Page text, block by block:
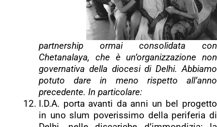
partnership ormai consolidata con
Chetanalaya, che è un’organizzazione non
governativa della diocesi di Delhi. Abbiamo
potuto dare in meno rispetto all’anno
precedente. In particolare:
I.D.A. porta avanti da anni un bel progetto
in uno slum poverissimo della periferia di